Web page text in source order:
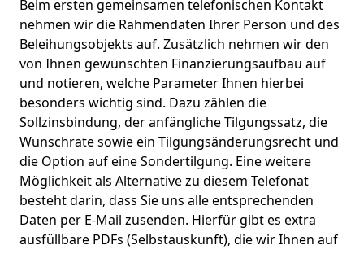
Beim ersten gemeinsamen telefonischen Kontakt
nehmen wir die Rahmendaten Ihrer Person und des
Beleihungsobjekts auf. Zusätzlich nehmen wir den
von Ihnen gewünschten Finanzierungsaufbau auf
und notieren, welche Parameter Ihnen hierbei
besonders wichtig sind. Dazu zählen die
Sollzinsbindung, der anfängliche Tilgungssatz, die
Wunschrate sowie ein Tilgungsänderungsrecht und
die Option auf eine Sondertilgung. Eine weitere
Möglichkeit als Alternative zu diesem Telefonat
besteht darin, dass Sie uns alle entsprechenden
Daten per E-Mail zusenden. Hierfür gibt es extra
ausfüllbare PDFs (Selbstauskunft), die wir Ihnen auf